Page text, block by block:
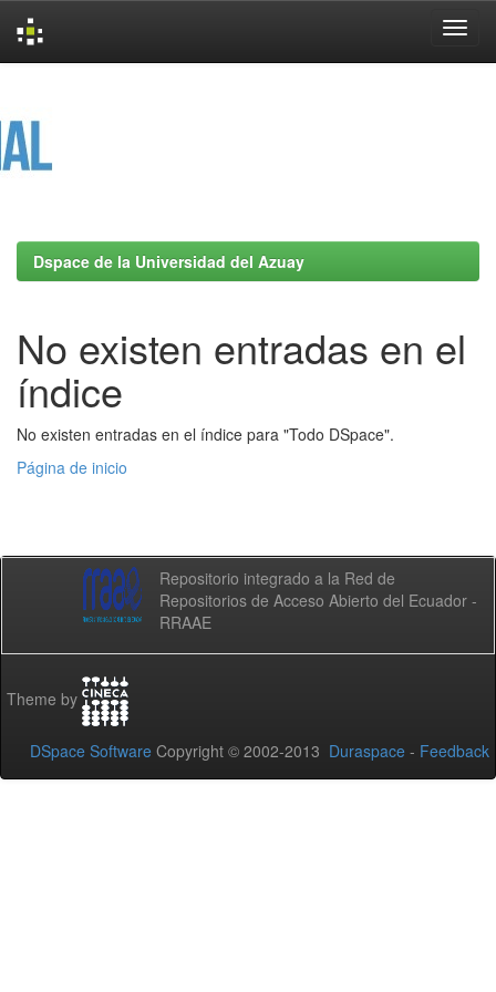
Dspace de la Universidad del Azuay
No existen entradas en el
índice
No existen entradas en el índice para "Todo DSpace".
Página de inicio
Repositorio integrado a la Red de
Repositorios de Acceso Abierto del Ecuador -
RRAAE
Theme by
DSpace Software Copyright © 2002-2013 Duraspace - Feedback